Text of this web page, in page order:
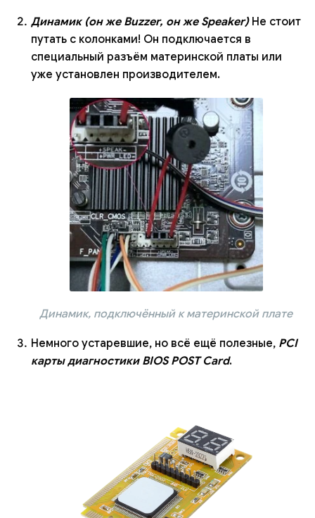
Динамик (он же Buzzer, он же Speaker)Не стоит
путать с колонками! Он подключается в
специальный разъём материнской платы или
уже установлен производителем.
Динамик, подключённый к материнской плате
Немного устаревшие, но всё ещё полезные, PCI
карты диагностики BIOS POST Card.